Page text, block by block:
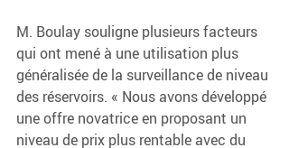
M. Boulay souligne plusieurs facteurs
qui ont mené à une utilisation plus
généralisée de la surveillance de niveau
des réservoirs. « Nous avons développé
une offre novatrice en proposant un
niveau de prix plus rentable avec du